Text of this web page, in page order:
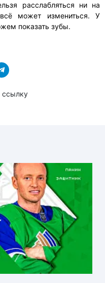
расслабляться ни на
может измениться. У
показать зубы.
ссылку